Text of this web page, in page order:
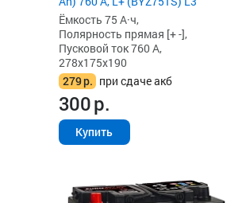
Ёмкость 75 А·ч,
Полярность прямая [+ -],
Пусковой ток 760 А,
278x175x190
279р. при сдаче акб
300р.
Купить